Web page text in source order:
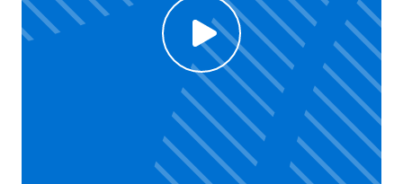
Voir la vidéo
Click to enable Youtube cookies and see content